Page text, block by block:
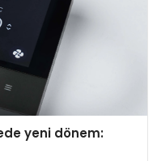
yeni dönem: